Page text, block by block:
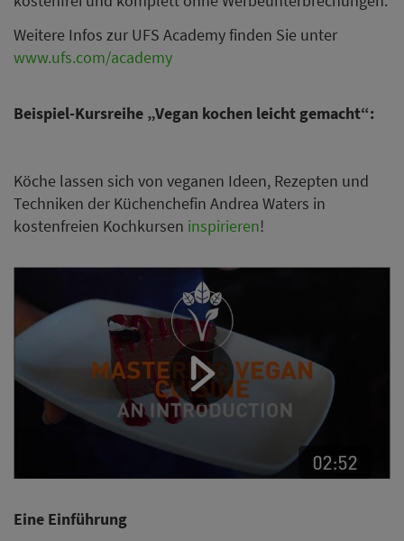
Weitere Infos zur UFS Academy finden Sie unter
www.ufs.com/academy
Beispiel-Kursreihe „Vegan kochen leicht gemacht“:
Köche lassen sich von veganen Ideen, Rezepten und
Techniken der Küchenchefin Andrea Waters in
kostenfreien Kochkursen inspirieren!
Eine Einführung